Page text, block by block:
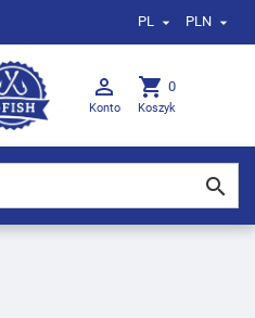
PL  PLN 

Konto
shopping_cart 0
Koszyk
